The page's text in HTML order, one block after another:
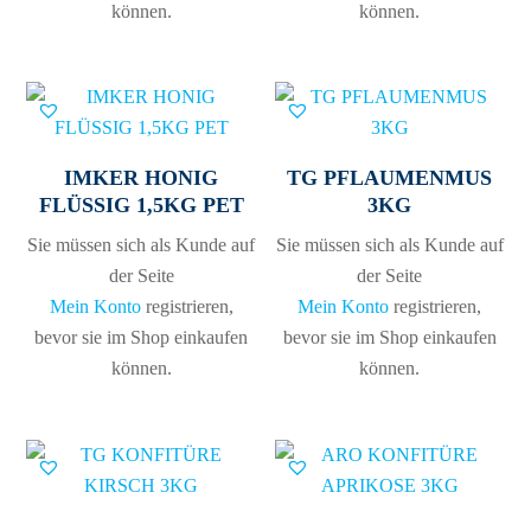
können.
können.
IMKER HONIG
FLÜSSIG 1,5KG PET
Sie müssen sich als Kunde auf
der Seite
Mein Kontoregistrieren,
bevor sie im Shop einkaufen
können.
TG PFLAUMENMUS
3KG
Sie müssen sich als Kunde auf
der Seite
Mein Konto registrieren,
bevor sie im Shop einkaufen
können.